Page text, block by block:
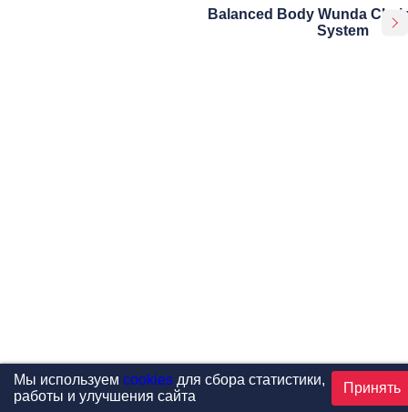
Balanced Body Wunda Chair
System
Мы используем cookiesдля сбора статистики,
работы и улучшения сайта
Принять